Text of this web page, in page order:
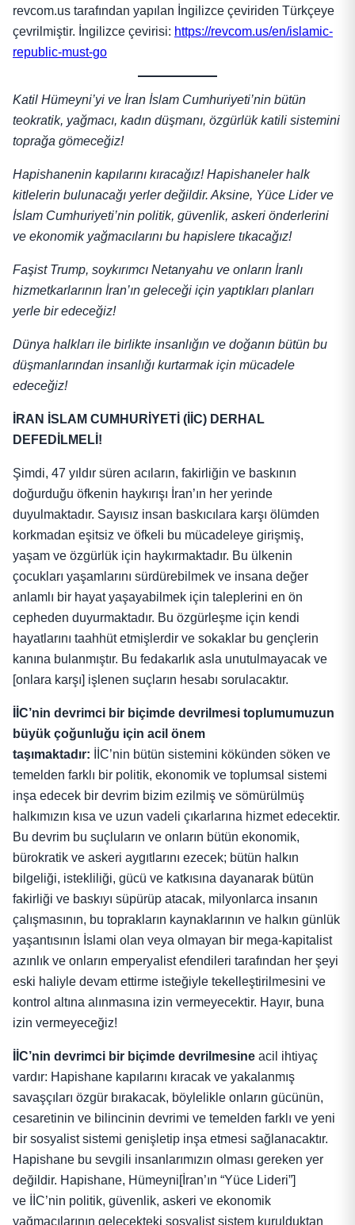
revcom.us tarafından yapılan İngilizce çeviriden Türkçeye
çevrilmiştir. İngilizce çevirisi: https://revcom.us/en/islamic-
republic-must-go
Katil Hümeyni’yi ve İran İslam Cumhuriyeti’nin bütün
teokratik, yağmacı, kadın düşmanı, özgürlük katili sistemini
toprağa gömeceğiz!
Hapishanenin kapılarını kıracağız! Hapishaneler halk
kitlelerin bulunacağı yerler değildir. Aksine, Yüce Lider ve
İslam Cumhuriyeti’nin politik, güvenlik, askeri önderlerini
ve ekonomik yağmacılarını bu hapislere tıkacağız!
Faşist Trump, soykırımcı Netanyahu ve onların İranlı
hizmetkarlarının İran’ın geleceği için yaptıkları planları
yerle bir edeceğiz!
Dünya halkları ile birlikte insanlığın ve doğanın bütün bu
düşmanlarından insanlığı kurtarmak için mücadele
edeceğiz!
İRAN İSLAM CUMHURİYETİ (İİC) DERHAL
DEFEDİLMELİ!
Şimdi, 47 yıldır süren acıların, fakirliğin ve baskının
doğurduğu öfkenin haykırışı İran’ın her yerinde
duyulmaktadır. Sayısız insan baskıcılara karşı ölümden
korkmadan eşitsiz ve öfkeli bu mücadeleye girişmiş,
yaşam ve özgürlük için haykırmaktadır. Bu ülkenin
çocukları yaşamlarını sürdürebilmek ve insana değer
anlamlı bir hayat yaşayabilmek için taleplerini en ön
cepheden duyurmaktadır. Bu özgürleşme için kendi
hayatlarını taahhüt etmişlerdir ve sokaklar bu gençlerin
kanına bulanmıştır. Bu fedakarlık asla unutulmayacak ve
[onlara karşı] işlenen suçların hesabı sorulacaktır.
İİC’nin devrimci bir biçimde devrilmesi toplumumuzun
büyük çoğunluğu için acil önem
taşımaktadır:
İİC’nin bütün sistemini kökünden söken ve
temelden farklı bir politik, ekonomik ve toplumsal sistemi
inşa edecek bir devrim bizim ezilmiş ve sömürülmüş
halkımızın kısa ve uzun vadeli çıkarlarına hizmet edecektir.
Bu devrim bu suçluların ve onların bütün ekonomik,
bürokratik ve askeri aygıtlarını ezecek; bütün halkın
bilgeliği, istekliliği, gücü ve katkısına dayanarak bütün
fakirliği ve baskıyı süpürüp atacak, milyonlarca insanın
çalışmasının, bu toprakların kaynaklarının ve halkın günlük
yaşantısının İslami olan veya olmayan bir mega-kapitalist
azınlık ve onların emperyalist efendileri tarafından her şeyi
eski haliyle devam ettirme isteğiyle tekelleştirilmesini ve
kontrol altına alınmasına izin vermeyecektir. Hayır, buna
izin vermeyeceğiz!
İİC’nin devrimci bir biçimde devrilmesine acil ihtiyaç
vardır: Hapishane kapılarını kıracak ve yakalanmış
savaşçıları özgür bırakacak, böylelikle onların gücünün,
cesaretinin ve bilincinin devrimi ve temelden farklı ve yeni
bir sosyalist sistemi genişletip inşa etmesi sağlanacaktır.
Hapishane bu sevgili insanlarımızın olması gereken yer
değildir. Hapishane, Hümeyni[İran’ın “Yüce Lideri”]
ve İİC’nin politik, güvenlik, askeri ve ekonomik
yağmacılarının gelecekteki sosyalist sistem kurulduktan